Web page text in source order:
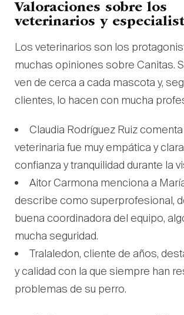
Valoraciones sobre los
veterinarios y
Los veterinarios son los
muchas opiniones sobre Canitas.
ven de cerca a cada mascota y,
clientes, lo hacen con mucha
Claudia Rodríguez Ruiz
veterinaria fue muy empática y
confianza y tranquilidad durante la
Aitor Carmona menciona a
describe como superprofesional,
buena coordinadora del equipo,
mucha seguridad.
Tralaledon, cliente de años,
y calidad con la que siempre han
problemas de su perro.